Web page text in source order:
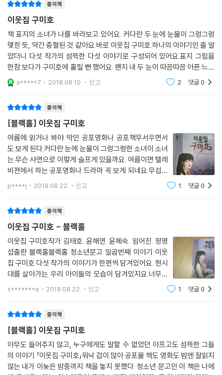
볼 수 있다. 학교나 가정에서 가해지는 폭력, 등수나 등급으로 가치가 매겨
지는 교실 안에서 살아남기 위한 분투, 성폭력에 속수무책으로 노출된 현
실, 언제든 지하철로 몸을 던져버리고 싶은 어두운 충동 등……. 남에게 말
하지 못할 아픔과 괴로움이 있는 곳, 귀신 이야기는 그런 곳에서 슬금슬금
자라난다. 말 못할 아픔에 공감하기 위해, 다섯 작가들은 오늘도 우리 곁에
서 자기 이야기를 속닥이는 귀신의 말에 귀를 기울여보기로 했다.
종이책
이웃집 구미호
책 표지의 소녀가 나를 바라보고 있어요. 커다란 두 눈에 눈물이 그렁그렁
맺힌 듯, 약간 충혈된 것 같아요.바로 이웃집 구미호.하나의 이야기인 줄 알
았더니 다섯 작가의 섬뜩한 다섯 이야기로 구성되어 있어요.표지 그림을
한참 보다가 구미호에 홀릴 뻔 했어요. 왠지 내 두 눈이 따끔따끔 아픈 느낌
이랄까. 우연이겠지만 이 책을 본 다음날 눈이 충혈되고 엄청 아팠거든요.
또 평소에
a*****7 2018.08.10. 신고 2 댓글0
종이책
[블랙홀] 이웃집 구미호
여름에 읽거나 봐야 딱인 공포영화나 공포책무서우면서
도 보게 된다.커다란 눈에 눈물이 그렁그렁한 소녀이 소녀
는 무슨 사연으로 이렇게 슬프게 있을까요. 여름이면 텔레
비젼에서 하는 공포영화나 드라마 꼭 보게 되네요.무섭기
도 하지만 재미있고, 또 심장이 쫄깃쫄깃하며 긴장감을 가
지고보게 되네요. 또 기다려 지기도 하고요.전설의 고향이
p****j 2018.08.22. 신고 1 댓글0
종이책
이웃집 구미호 - 블랙홀
이웃집 구미호작가 김태호. 윤해연. 윤혜숙. 임어진. 정명
섭출판 블랙홀블랙홀 청소년문고 일곱번째 이야기 이웃
집 구미호.다섯 작가의 이야기가 한편씩 담겨있어요. 현시
대를 살아가는 우리 아이들의 모습이 담겨있지요.너무나
치열하고 삭막한 세상에 살아가다 보니 우리 아이들이 겪
s*******e 2018.08.22. 신고 1 댓글0
종이책
[블랙홀] 이웃집 구미호
아무도 들어주지 않고, 누구에게도 말할 수 없었던 아프고도 섬뜩한 그들
의 이야기​ 「이웃집 구미호」워낙 겁이 많아 공포물 책도 영화도 밤엔 잘읽지
않는 내가 이늦은 밤중까지 책을 놓지 못했다. 청소년 문고인 이 책은 나에